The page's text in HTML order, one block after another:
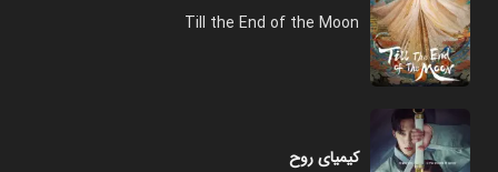
Till the End of the Moon
کیمیای روح